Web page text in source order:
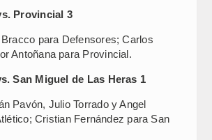
Provincial 3
para Defensores; Carlos
Antoñana para Provincial.
San Miguel de Las Heras 1
Pavón, Julio Torrado y Angel
Cristian Fernández para San